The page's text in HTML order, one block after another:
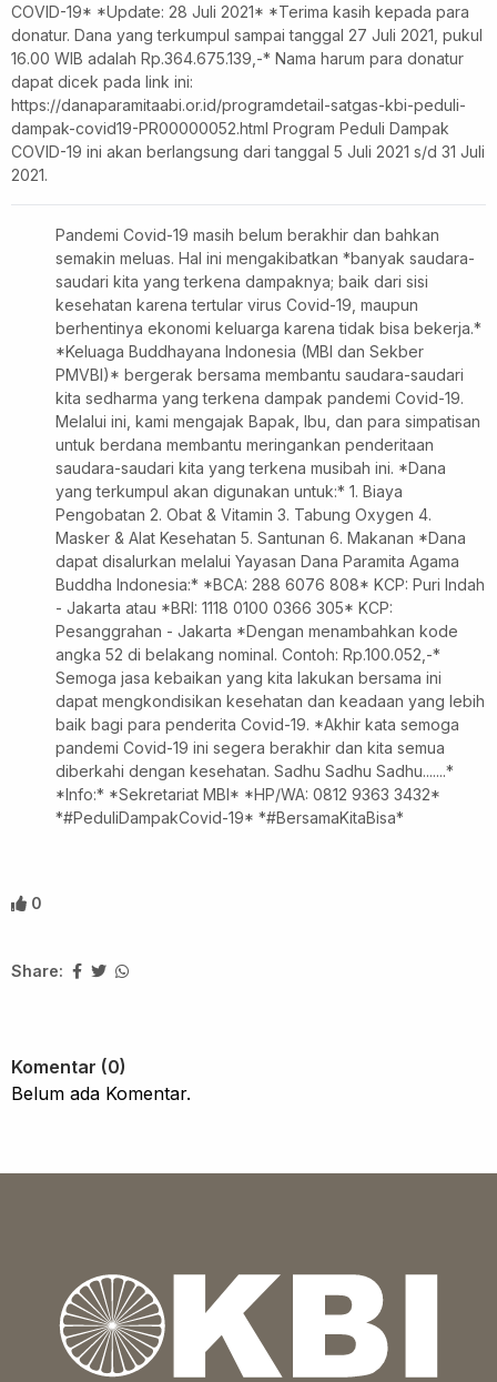
COVID-19* *Update: 28 Juli 2021* *Terima kasih kepada para
donatur. Dana yang terkumpul sampai tanggal 27 Juli 2021, pukul
16.00 WIB adalah Rp.364.675.139,-* Nama harum para donatur
dapat dicek pada link ini:
https://danaparamitaabi.or.id/programdetail-satgas-kbi-peduli-
dampak-covid19-PR00000052.html Program Peduli Dampak
COVID-19 ini akan berlangsung dari tanggal 5 Juli 2021 s/d 31 Juli
2021.
Pandemi Covid-19 masih belum berakhir dan bahkan
semakin meluas. Hal ini mengakibatkan *banyak saudara-
saudari kita yang terkena dampaknya; baik dari sisi
kesehatan karena tertular virus Covid-19, maupun
berhentinya ekonomi keluarga karena tidak bisa bekerja.*
*Keluaga Buddhayana Indonesia (MBI dan Sekber
PMVBI)* bergerak bersama membantu saudara-saudari
kita sedharma yang terkena dampak pandemi Covid-19.
Melalui ini, kami mengajak Bapak, Ibu, dan para simpatisan
untuk berdana membantu meringankan penderitaan
saudara-saudari kita yang terkena musibah ini. *Dana
yang terkumpul akan digunakan untuk:* 1. Biaya
Pengobatan 2. Obat & Vitamin 3. Tabung Oxygen 4.
Masker & Alat Kesehatan 5. Santunan 6. Makanan *Dana
dapat disalurkan melalui Yayasan Dana Paramita Agama
Buddha Indonesia:* *BCA: 288 6076 808* KCP: Puri Indah
- Jakarta atau *BRI: 1118 0100 0366 305* KCP:
Pesanggrahan - Jakarta *Dengan menambahkan kode
angka 52 di belakang nominal. Contoh: Rp.100.052,-*
Semoga jasa kebaikan yang kita lakukan bersama ini
dapat mengkondisikan kesehatan dan keadaan yang lebih
baik bagi para penderita Covid-19. *Akhir kata semoga
pandemi Covid-19 ini segera berakhir dan kita semua
diberkahi dengan kesehatan. Sadhu Sadhu Sadhu.......*
*Info:* *Sekretariat MBI* *HP/WA: 0812 9363 3432*
*#PeduliDampakCovid-19* *#BersamaKitaBisa*
0
Share:
Komentar (0)
Belum ada Komentar.